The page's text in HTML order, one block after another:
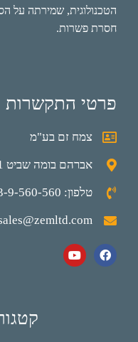
הטכנולוגית, שמירתה על
חסרת פשרות.
פרטי התקשרות
צמח זם בע"מ
אברהם בומה שביט 1 ראשל"צ (מתחם יוקה פארק)
טלפון: 03-9-560-560